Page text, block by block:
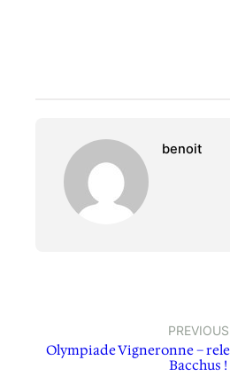
benoit
PREVIOUS
Olympiade Vigneronne –
Bacchus !